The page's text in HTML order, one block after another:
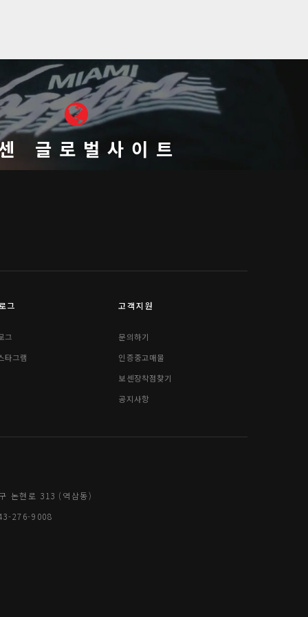
글로벌사이트
그
그
타그램
고객지원
문의하기
인증중고매물
보센장착점찾기
공지사항
논현로 313 (역삼동)
276-9008